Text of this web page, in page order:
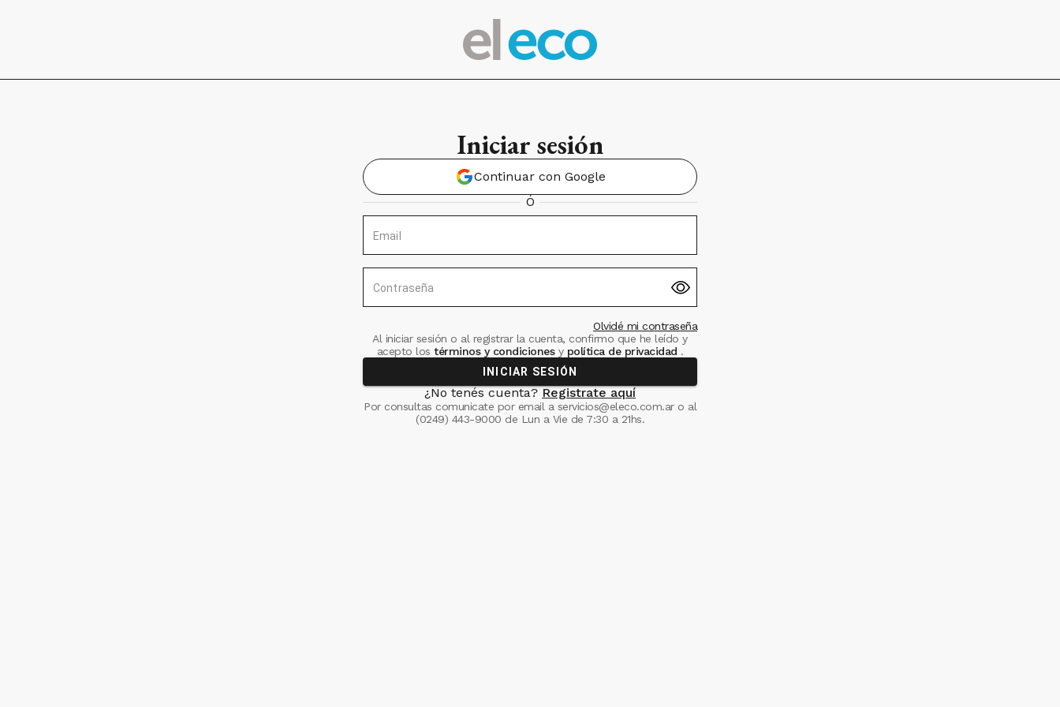
Iniciar sesión
Continuar con Google
Ó
Email
Contraseña
Olvidé mi contraseña
Al iniciar sesión o al registrar la cuenta, confirmo que he leído y
acepto los términos y condiciones ypolítica de privacidad .
INICIAR SESIÓN
¿No tenés cuenta? Registrate aquí
Por consultas comunicate por email a servicios@eleco.com.aro al
(0249) 443-9000 de Lun a Vie de 7:30 a 21hs.